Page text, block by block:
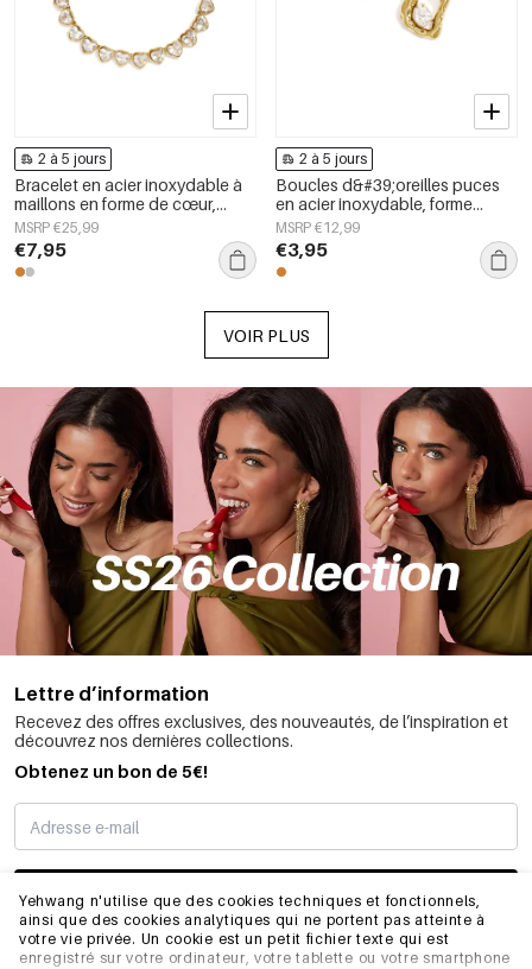
Yehwang n'utilise que des cookies techniques et fonctionnels,
ainsi que des cookies analytiques qui ne portent pas atteinte à
votre vie privée. Un cookie est un petit fichier texte qui est
enregistré sur votre ordinateur, votre tablette ou votre smartphone
2 à 5 jours
Bracelet en acier inoxydable à
maillons en forme de cœur,
collection Daily Simple, bijoux
pour femmes
MSRP €25,99
€7,95
2 à 5 jours
Boucles d&#39;oreilles puces
en acier inoxydable, forme
géométrique, collection simple
pour le quotidien, bijoux pour
femmes
MSRP €12,99
€3,95
VOIR PLUS
Lettre d’information
Recevez des offres exclusives, des nouveautés, de l’inspiration et
découvrez nos dernières collections.
Obtenez un bon de 5€!
JE M’INSCRIS